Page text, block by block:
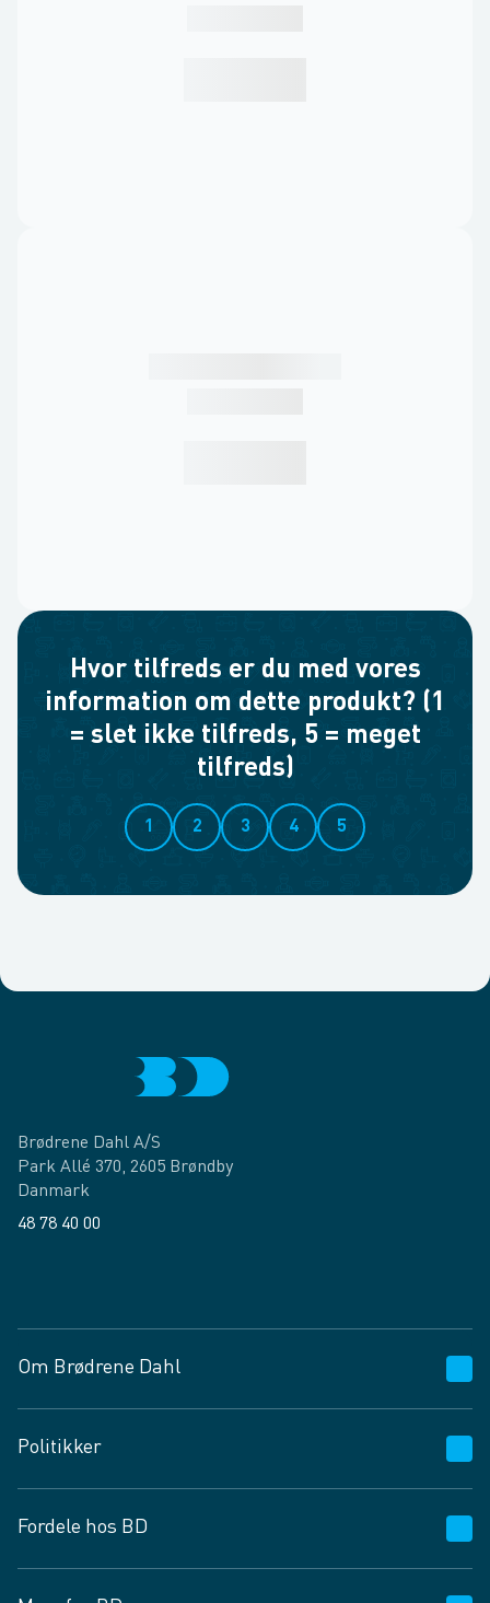
Hvor tilfreds er du med vores
information om dette produkt? (1
= slet ikke tilfreds, 5 = meget
tilfreds)
1 2 3 4 5
Brødrene Dahl A/S
Park Allé 370, 2605 Brøndby
Danmark
48 78 40 00
Om Brødrene Dahl
Vagttelefon 30 10 89 89
Spørgsmål og svar
Job og karriere
Fødevarekontrolrapport
Politikker
Privatlivspolitik
Cookies
Fordele hos BD